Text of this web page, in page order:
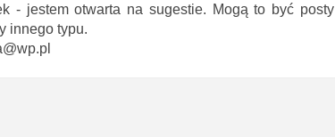
- jestem otwarta na sugestie. Mogą to być posty
innego typu.